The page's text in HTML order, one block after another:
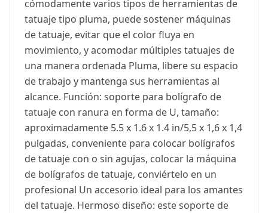
cómodamente varios tipos de herramientas de
tatuaje tipo pluma, puede sostener máquinas
de tatuaje, evitar que el color fluya en
movimiento, y acomodar múltiples tatuajes de
una manera ordenada Pluma, libere su espacio
de trabajo y mantenga sus herramientas al
alcance. Función: soporte para bolígrafo de
tatuaje con ranura en forma de U, tamaño:
aproximadamente 5.5 x 1.6 x 1.4 in/5,5 x 1,6 x 1,4
pulgadas, conveniente para colocar bolígrafos
de tatuaje con o sin agujas, colocar la máquina
de bolígrafos de tatuaje, conviértelo en un
profesional Un accesorio ideal para los amantes
del tatuaje. Hermoso diseño: este soporte de